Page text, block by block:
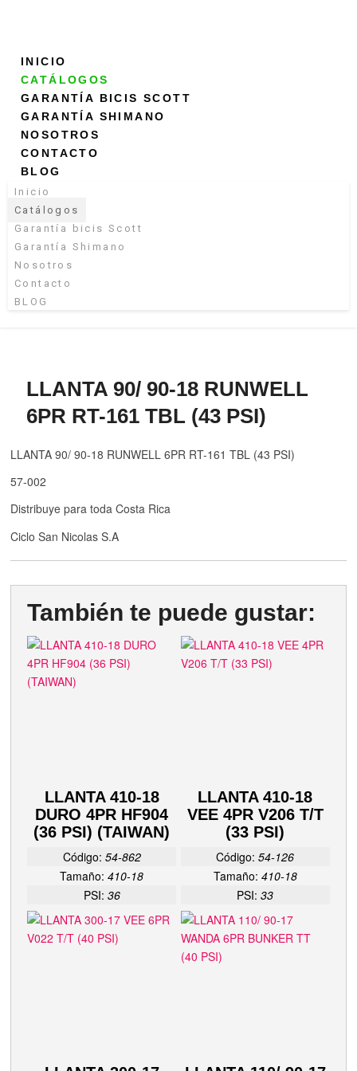
INICIO
CATÁLOGOS
GARANTÍA BICIS SCOTT
GARANTÍA SHIMANO
NOSOTROS
CONTACTO
BLOG
Inicio
Catálogos
Garantía bicis Scott
Garantía Shimano
Nosotros
Contacto
BLOG
LLANTA 90/ 90-18 RUNWELL
6PR RT-161 TBL (43 PSI)
LLANTA 90/ 90-18 RUNWELL 6PR RT-161 TBL (43 PSI)
57-002
Distribuye para toda Costa Rica
Ciclo San Nicolas S.A
También te puede gustar:
LLANTA 410-18
DURO 4PR HF904
(36 PSI) (TAIWAN)
Código: 54-862
Tamaño: 410-18
PSI: 36
LLANTA 410-18
VEE 4PR V206 T/T
(33 PSI)
Código: 54-126
Tamaño: 410-18
PSI: 33